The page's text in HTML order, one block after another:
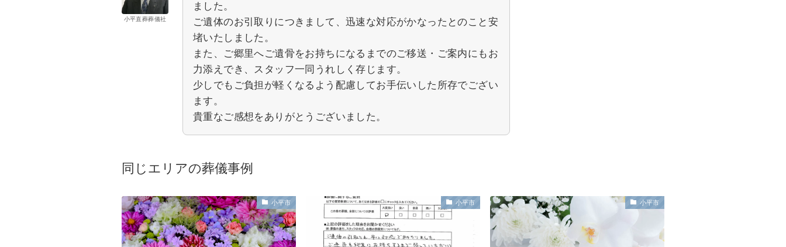
小平直葬葬儀社
ました。
ご遺体のお引取りにつきまして、迅速な対応がかなったとのこと安
堵いたしました。
また、ご郷里へご遺骨をお持ちになるまでのご移送・ご案内にもお
力添えでき、スタッフ一同うれしく存じます。
少しでもご負担が軽くなるよう配慮してお手伝いした所存でござい
ます。
貴重なご感想をありがとうございました。
同じエリアの葬儀事例
小平市 小平市 小平市